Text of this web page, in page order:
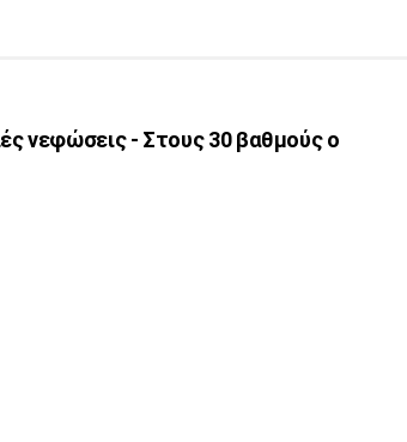
νεφώσεις - Στους 30 βαθμούς ο